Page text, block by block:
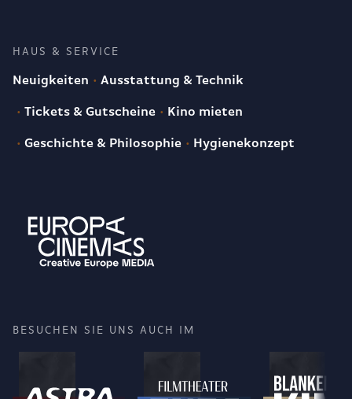
HAUS & SERVICE
Neuigkeiten Ausstattung & Technik
Tickets & Gutscheine Kino mieten
Geschichte & Philosophie Hygienekonzept
BESUCHEN SIE UNS AUCH IM